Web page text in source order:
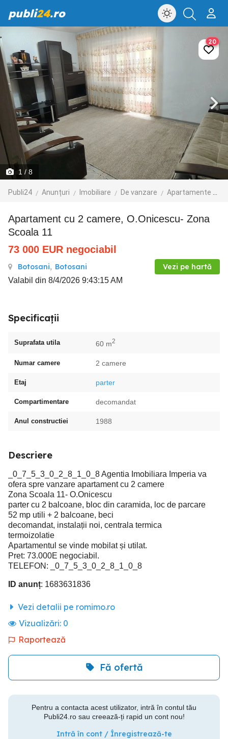
publi24.ro
1 / 8
Publi24 Anunțuri Imobiliare De vanzare Apartamente de vanzare
20
Apartament cu 2 camere, O.Onicescu- Zona
Scoala 11
73 000 EUR negociabil
Botosani, Botosani Vezi pe hartă
Valabil din 8/4/2026 9:43:15 AM
Specificații
Suprafata utila 60 m2
Numar camere 2 camere
Etaj parter
Compartimentare decomandat
Anul constructiei 1988
Descriere
_0_7_5_3_0_2_8_1_0_8 Agentia Imobiliara Imperia va
ofera spre vanzare apartament cu 2 camere
Zona Scoala 11- O.Onicescu
parter cu 2 balcoane, bloc din caramida, loc de parcare
52 mp utili + 2 balcoane, beci
decomandat, instalații noi, centrala termica
termoizolatie
Apartamentul se vinde mobilat și utilat.
Pret: 73.000E negociabil.
TELEFON: _0_7_5_3_0_2_8_1_0_8
ID anunț: 1683631836
Vezi detalii pe romimo.ro
Vizualizări: 0
Raportează
Fă ofertă
Pentru a contacta acest utilizator, intră în contul tău
Publi24.ro sau creează-ți rapid un cont nou!
Intră în cont / Înregistrează-te